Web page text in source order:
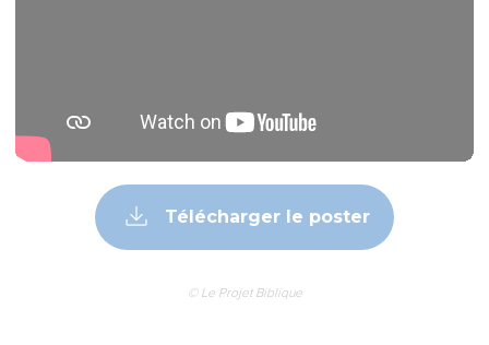
Télécharger le poster
© Le Projet Biblique